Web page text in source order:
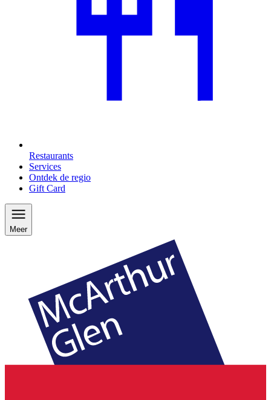
Restaurants
Services
Ontdek de regio
Gift Card
Meer